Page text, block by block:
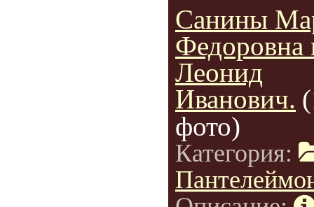
Санины
Федоровна
Леонид
Иванович.
фото)
Категория: